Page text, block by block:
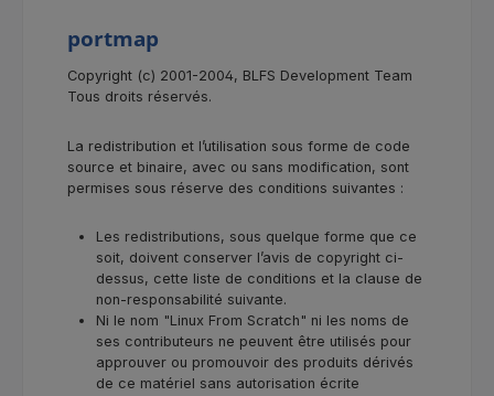
portmap
Copyright (c) 2001-2004, BLFS Development Team
Tous droits réservés.
La redistribution et l’utilisation sous forme de code
source et binaire, avec ou sans modification, sont
permises sous réserve des conditions suivantes :
Les redistributions, sous quelque forme que ce
soit, doivent conserver l’avis de copyright ci-
dessus, cette liste de conditions et la clause de
non-responsabilité suivante.
Ni le nom "Linux From Scratch" ni les noms de
ses contributeurs ne peuvent être utilisés pour
approuver ou promouvoir des produits dérivés
de ce matériel sans autorisation écrite